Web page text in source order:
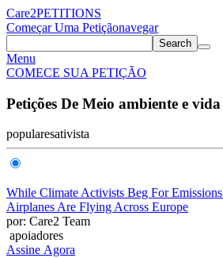
Care2PETITIONS
Começar Uma Petiçãonavegar
Search
Menu
COMECE SUA PETIÇÃO
Petições De Meio ambiente e vida
popularesativista
While Climate Activists Beg For
Airplanes Are Flying Across Europe
por: Care2 Team
apoiadores
Assine Agora